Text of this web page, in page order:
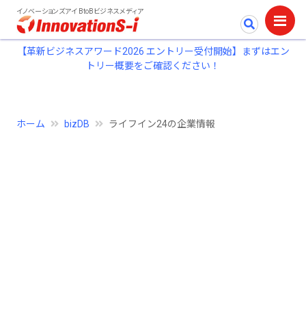
イノベーションズアイ BtoBビジネスメディア
【革新ビジネスアワード2026 エントリー受付開始】まずはエン
トリー概要をご確認ください！
ホーム bizDB ライフイン24の企業情報